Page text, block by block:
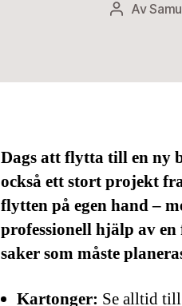
Av
Dags att flytta till en ny
också ett stort projekt
flytten på egen hand –
professionell hjälp av
saker som måste
Kartonger: Se alltid